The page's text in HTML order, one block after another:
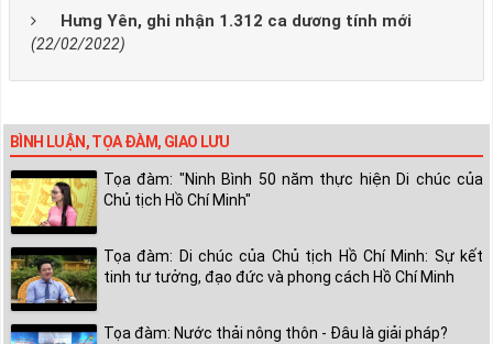
Hưng Yên, ghi nhận 1.312 ca dương tính mới
(22/02/2022)
BÌNH LUẬN, TỌA ĐÀM, GIAO LƯU
Tọa đàm: "Ninh Bình 50 năm thực hiện Di chúc của
Chủ tịch Hồ Chí Minh"
Tọa đàm: Di chúc của Chủ tịch Hồ Chí Minh: Sự kết
tinh tư tưởng, đạo đức và phong cách Hồ Chí Minh
Tọa đàm: Nước thải nông thôn - Đâu là giải pháp?